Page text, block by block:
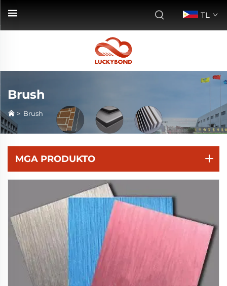
TL
Brush
> Brush
MGA PRODUKTO